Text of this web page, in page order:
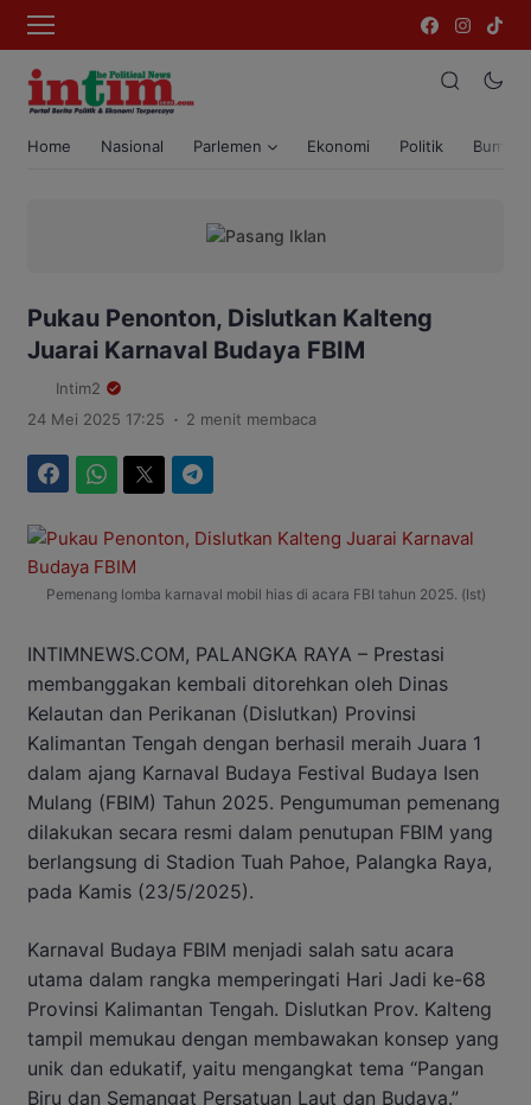
Home Nasional Parlemen Ekonomi Politik Bumi
Pukau Penonton, Dislutkan Kalteng
Juarai Karnaval Budaya FBIM
Intim2
24 Mei 2025 17:25 . 2 menit membaca
Pemenang lomba karnaval mobil hias di acara FBI tahun 2025. (Ist)
INTIMNEWS.COM, PALANGKA RAYA – Prestasi
membanggakan kembali ditorehkan oleh Dinas
Kelautan dan Perikanan (Dislutkan) Provinsi
Kalimantan Tengah dengan berhasil meraih Juara 1
dalam ajang Karnaval Budaya Festival Budaya Isen
Mulang (FBIM) Tahun 2025. Pengumuman pemenang
dilakukan secara resmi dalam penutupan FBIM yang
berlangsung di Stadion Tuah Pahoe, Palangka Raya,
pada Kamis (23/5/2025).
Karnaval Budaya FBIM menjadi salah satu acara
utama dalam rangka memperingati Hari Jadi ke-68
Provinsi Kalimantan Tengah. Dislutkan Prov. Kalteng
tampil memukau dengan membawakan konsep yang
unik dan edukatif, yaitu mengangkat tema “Pangan
Biru dan Semangat Persatuan Laut dan Budaya.”